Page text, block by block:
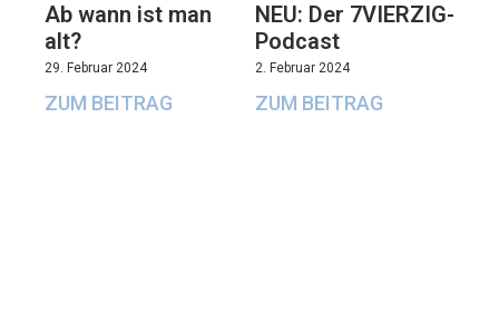
Ab wann ist man
alt?
29. Februar 2024
ZUM BEITRAG
NEU: Der 7VIERZIG-
Podcast
2. Februar 2024
ZUM BEITRAG